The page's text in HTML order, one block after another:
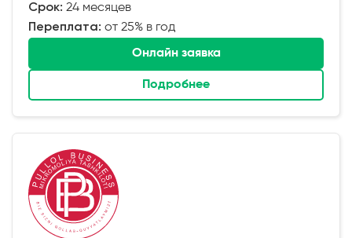
Срок: 24 месяцев
Переплата: от 25% в год
Онлайн заявка
Подробнее